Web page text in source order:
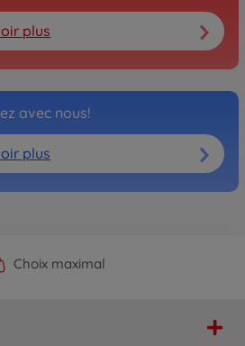
plus
avec nous!
plus
officielle du fabricant
Choix maximal
personnalisé
Livraison rapide